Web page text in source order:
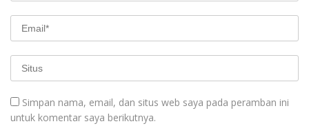
Simpan nama, email, dan situs web saya pada peramban ini
untuk komentar saya berikutnya.